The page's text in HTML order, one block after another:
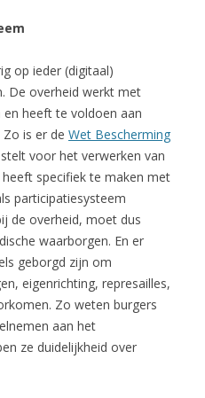
op ieder (digitaal)
De overheid werkt met
heeft te voldoen aan
is er de Wet Bescherming
voor het verwerken van
specifiek te maken met
participatiesysteem
de overheid, moet dus
waarborgen. En er
geborgd zijn om
eigenrichting, represailles,
Zo weten burgers
aan het
ze duidelijkheid over